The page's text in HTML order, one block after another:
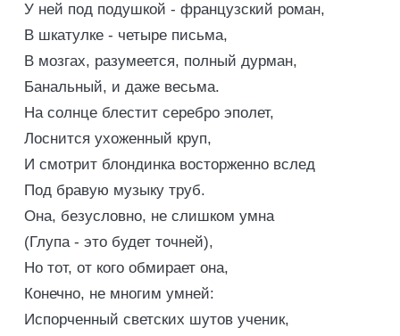
У ней под подушкой - французский роман,
В шкатулке - четыре письма,
В мозгах, разумеется, полный дурман,
Банальный, и даже весьма.
На солнце блестит серебро эполет,
Лоснится ухоженный круп,
И смотрит блондинка восторженно вслед
Под бравую музыку труб.
Она, безусловно, не слишком умна
(Глупа - это будет точней),
Но тот, от кого обмирает она,
Конечно, не многим умней:
Испорченный светских шутов ученик,